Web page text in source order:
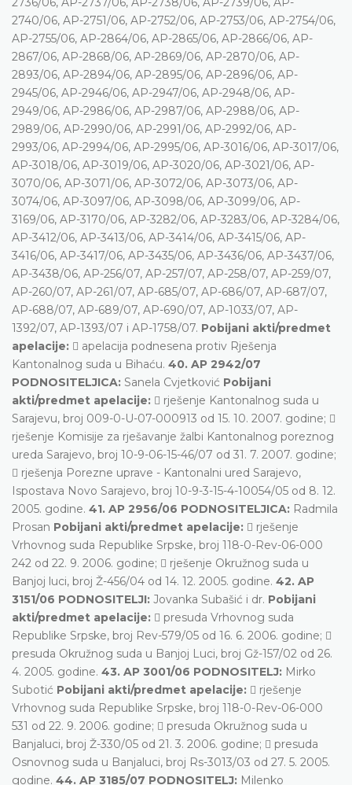
2740/06, AP-2751/06, AP-2752/06, AP-2753/06, AP-2754/06,
AP-2755/06, AP-2864/06, AP-2865/06, AP-2866/06, AP-
2867/06, AP-2868/06, AP-2869/06, AP-2870/06, AP-
2893/06, AP-2894/06, AP-2895/06, AP-2896/06, AP-
2945/06, AP-2946/06, AP-2947/06, AP-2948/06, AP-
2949/06, AP-2986/06, AP-2987/06, AP-2988/06, AP-
2989/06, AP-2990/06, AP-2991/06, AP-2992/06, AP-
2993/06, AP-2994/06, AP-2995/06, AP-3016/06, AP-3017/06,
AP-3018/06, AP-3019/06, AP-3020/06, AP-3021/06, AP-
3070/06, AP-3071/06, AP-3072/06, AP-3073/06, AP-
3074/06, AP-3097/06, AP-3098/06, AP-3099/06, AP-
3169/06, AP-3170/06, AP-3282/06, AP-3283/06, AP-3284/06,
AP-3412/06, AP-3413/06, AP-3414/06, AP-3415/06, AP-
3416/06, AP-3417/06, AP-3435/06, AP-3436/06, AP-3437/06,
AP-3438/06, AP-256/07, AP-257/07, AP-258/07, AP-259/07,
AP-260/07, AP-261/07, AP-685/07, AP-686/07, AP-687/07,
AP-688/07, AP-689/07, AP-690/07, AP-1033/07, AP-
1392/07, AP-1393/07 i AP-1758/07. Pobijani akti/predmet
apelacije:  apelacija podnesena protiv Rješenja
Kantonalnog suda u Bihaću. 40. AP 2942/07
PODNOSITELJICA: Sanela Cvjetković Pobijani
akti/predmet apelacije:  rješenje Kantonalnog suda u
Sarajevu, broj 009-0-U-07-000913 od 15. 10. 2007. godine; 
rješenje Komisije za rješavanje žalbi Kantonalnog poreznog
ureda Sarajevo, broj 10-9-06-15-46/07 od 31. 7. 2007. godine;
 rješenja Porezne uprave - Kantonalni ured Sarajevo,
Ispostava Novo Sarajevo, broj 10-9-3-15-4-10054/05 od 8. 12.
2005. godine. 41. AP 2956/06 PODNOSITELJICA: Radmila
Prosan Pobijani akti/predmet apelacije:  rješenje
Vrhovnog suda Republike Srpske, broj 118-0-Rev-06-000
242 od 22. 9. 2006. godine;  rješenje Okružnog suda u
Banjoj luci, broj Ž-456/04 od 14. 12. 2005. godine. 42. AP
3151/06 PODNOSITELJI: Jovanka Subašić i dr. Pobijani
akti/predmet apelacije:  presuda Vrhovnog suda
Republike Srpske, broj Rev-579/05 od 16. 6. 2006. godine; 
presuda Okružnog suda u Banjoj Luci, broj Gž-157/02 od 26.
4. 2005. godine. 43. AP 3001/06 PODNOSITELJ: Mirko
Subotić Pobijani akti/predmet apelacije:  rješenje
Vrhovnog suda Republike Srpske, broj 118-0-Rev-06-000
531 od 22. 9. 2006. godine;  presuda Okružnog suda u
Banjaluci, broj Ž-330/05 od 21. 3. 2006. godine;  presuda
Osnovnog suda u Banjaluci, broj Rs-3013/03 od 27. 5. 2005.
godine. 44. AP 3185/07 PODNOSITELJ: Milenko